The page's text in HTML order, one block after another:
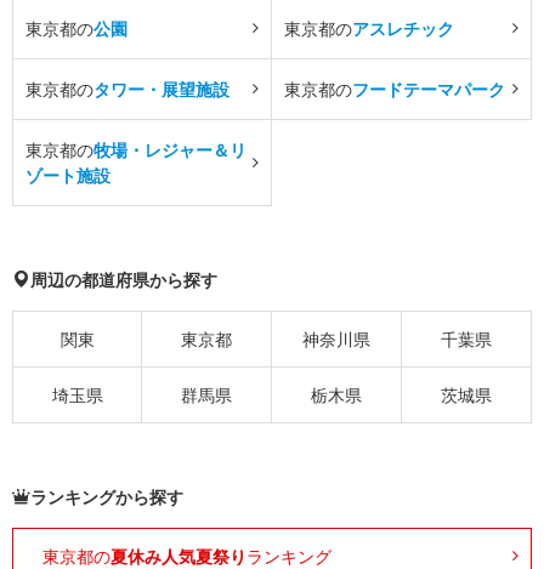
東京都の公園 東京都のアスレチック
東京都のタワー・展望施設 東京都のフードテーマパーク
東京都の牧場・レジャー＆リ
ゾート施設
周辺の都道府県から探す
関東 東京都 神奈川県 千葉県
埼玉県 群馬県 栃木県 茨城県
ランキングから探す
東京都の夏休み人気夏祭り ランキング